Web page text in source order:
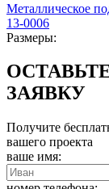
Металлическое
13-0006
Размеры:
ЗАЯВКУ
Получите
вашего проекта
ваше имя: